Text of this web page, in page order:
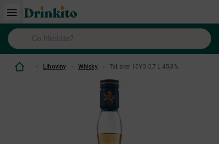
Lihoviny Whisky Talisker 10YO 0,7 L 45,8%